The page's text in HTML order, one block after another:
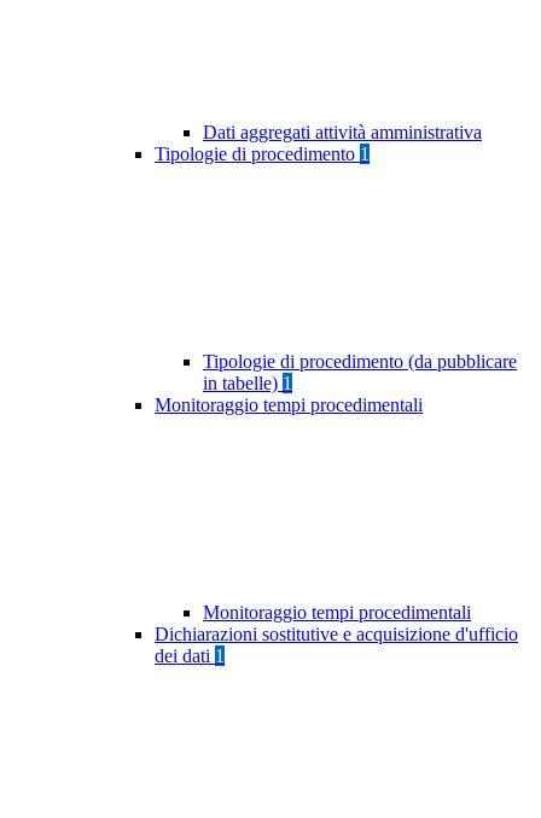
Dati aggregati attività amministrativa
Tipologie di procedimento 1
Tipologie di procedimento (da pubblicare
in tabelle) 1
Monitoraggio tempi procedimentali
Monitoraggio tempi procedimentali
Dichiarazioni sostitutive e acquisizione d'ufficio
dei dati 1